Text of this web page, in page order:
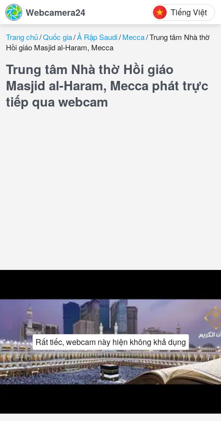
Webcamera24 Tiếng Việt
Trang chủ Quốc gia Ả Rập Saudi Mecca Trung tâm Nhà thờ
Hồi giáo Masjid al-Haram, Mecca
Trung tâm Nhà thờ Hồi giáo
Masjid al-Haram, Mecca phát trực
tiếp qua webcam
Rất tiếc, webcam này hiện không khả dụng